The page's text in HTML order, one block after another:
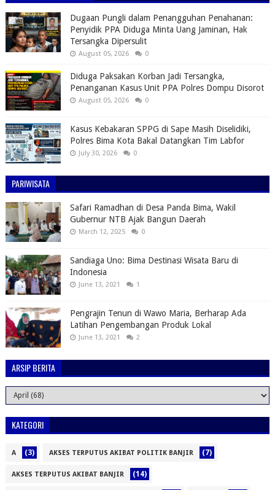
Dugaan Pungli dalam Penangguhan Penahanan:
Penyidik PPA Diduga Minta Uang Jaminan, Hak
Tersangka Dipersulit
August 05, 2026 0
Diduga Paksakan Korban Jadi Tersangka,
Penanganan Kasus Unit PPA Polres Dompu Disorot
August 05, 2026 0
Kasus Kebakaran SPPG di Sape Masih Diselidiki,
Polres Bima Kota Bakal Datangkan Tim Labfor
July 30, 2026 0
PARIWISATA
Safari Ramadhan di Desa Panda Bima, Wakil
Gubernur NTB Ajak Bangun Daerah
March 12, 2025 0
Sandiaga Uno: Bima Destinasi Wisata Baru di
Indonesia
June 13, 2021 1
Pengrajin Tenun di Wawo Maria, Berharap Ada
Latihan Pengembangan Produk Lokal
June 13, 2021 2
ARSIP BERITA
KATEGORI
A (3) AKSES TERPUTUS AKIBAT POLITIK BANJIR (7)
AKSES TERPUTUS AKIBAT BANJIR (14)